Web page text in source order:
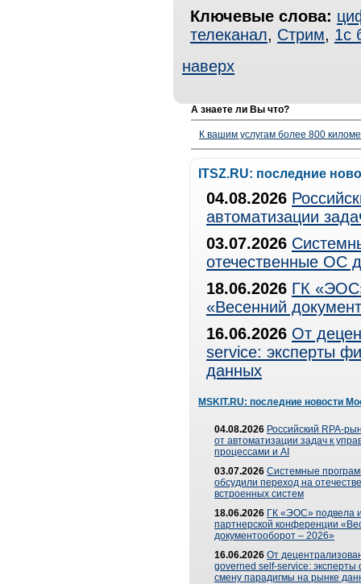
Ключевые слова:
телеканал, Стрим, 1с
наверх
А знаете ли Вы что?
К вашим услугам более 800
ITSZ.RU: последние
04.08.2026
автоматизации
03.07.2026
отечественные ОС
18.06.2026 ГК
«Весенний
16.06.2026 От
service: эксперты
данных
MSKIT.RU: последние новости
04.08.2026 Российский RPA-
от автоматизации задач к
процессами и AI
03.07.2026 Системные
обсудили переход на
встроенных систем
18.06.2026 ГК «ЭОС» подвела
партнерской конференции
документооборот – 2026»
16.06.2026 От
governed self-service: эксперты
смену парадигмы на рынке